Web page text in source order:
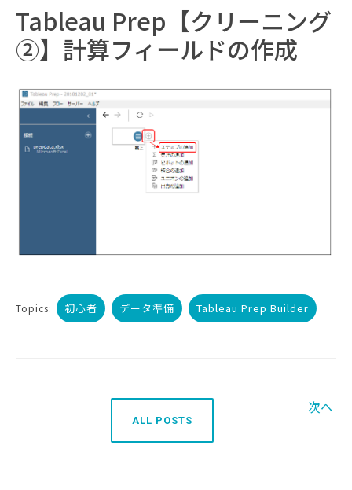
Tableau Prep【クリーニング
②】計算フィールドの作成
Topics: 初心者 データ準備 Tableau Prep Builder
ALL POSTS
次へ